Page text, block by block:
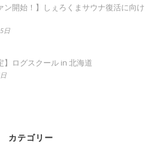
ン開始！】しぇろくまサウナ復活に向け
日
】ログスクール in 北海道
カテゴリー